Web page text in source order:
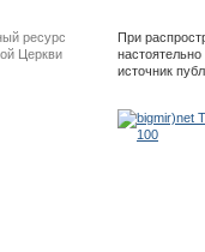
ресурс
Церкви
При
источник